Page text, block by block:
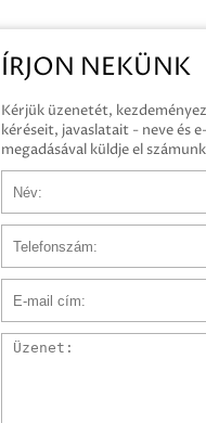
ÍRJON NEKÜNK
Kérjük üzenetét,
kéréseit, javaslatait - neve és
megadásával küldje el
Üzenet